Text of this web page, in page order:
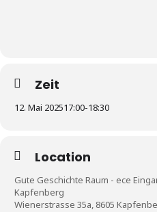
Zeit
12. Mai 202517:00-18:30
Location
Gute Geschichte Raum - ece
Kapfenberg
Wienerstrasse 35a, 8605